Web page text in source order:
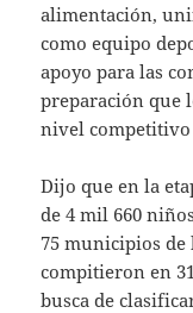
alimentación,
como equipo
apoyo para las
preparación que
nivel competitivo
Dijo que en la
de 4 mil 660
75 municipios de
compitieron en
busca de